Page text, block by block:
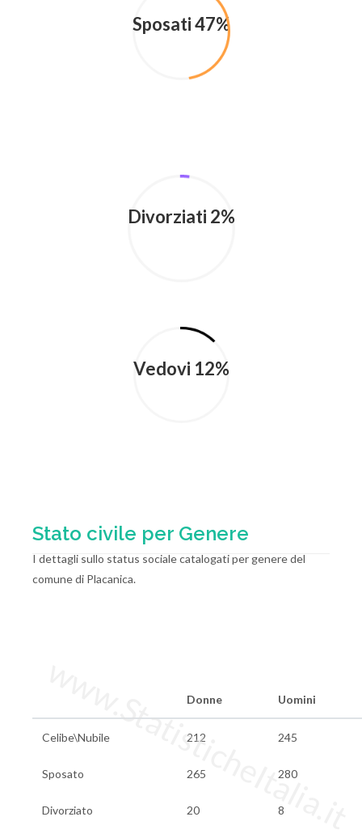
Sposati 47%
Divorziati 2%
Vedovi 12%
Stato civile per Genere
I dettagli sullo status sociale catalogati per genere del
comune di Placanica.
Donne Uomini
Celibe\Nubile 212 245
Sposato 265 280
Divorziato 20 8
www.StatisticheItalia.it